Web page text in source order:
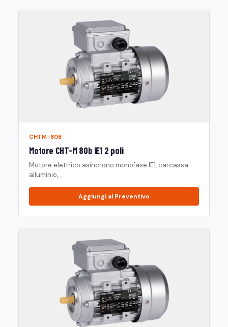
CHTM-80B
Motore CHT-M 80b IE1 2 poli
Motore elettrico asincrono monofase IE1, carcassa
alluminio,...
Aggiungi al Preventivo